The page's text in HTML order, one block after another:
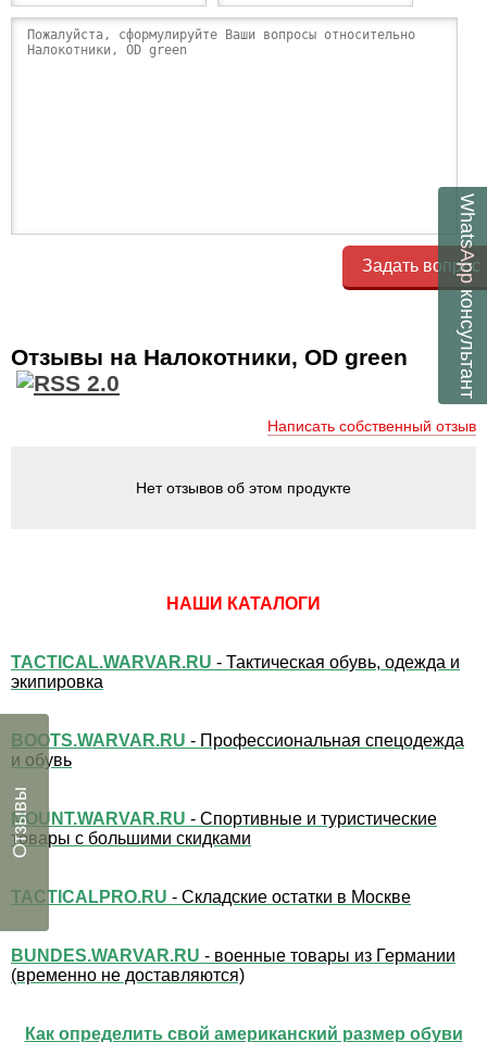
Задать вопрос
Отзывы на Налокотники, OD green
Написать собственный отзыв
Нет отзывов об этом продукте
НАШИ КАТАЛОГИ
TACTICAL.WARVAR.RU - Тактическая обувь, одежда и
экипировка
BOOTS.WARVAR.RU - Профессиональная спецодежда
и обувь
MOUNT.WARVAR.RU - Спортивные и туристические
товары с большими скидками
TACTICALPRO.RU - Складские остатки в Москве
BUNDES.WARVAR.RU - военные товары из Германии
(временно не доставляются)
Как определить свой американский размер обуви
WhatsApp
консультант
Отзывы